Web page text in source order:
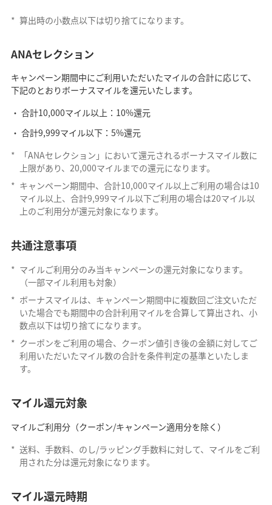
* 算出時の小数点以下は切り捨てになります。
ANAセレクション
キャンペーン期間中にご利用いただいたマイルの合計に応じて、
下記のとおりボーナスマイルを還元いたします。
合計10,000マイル以上：10%還元
合計9,999マイル以下：5%還元
*
「ANAセレクション」において還元されるボーナスマイル数に
上限があり、20,000マイルまでの還元になります。
* キャンペーン期間中、合計10,000マイル以上ご利用の場合は10
マイル以上、合計9,999マイル以下ご利用の場合は20マイル以
上のご利用分が還元対象になります。
共通注意事項
* マイルご利用分のみ当キャンペーンの還元対象になります。
（一部マイル利用も対象）
* ボーナスマイルは、キャンペーン期間中に複数回ご注文いただ
いた場合でも期間中の合計利用マイルを合算して算出され、小
数点以下は切り捨てになります。
* クーポンをご利用の場合、クーポン値引き後の金額に対してご
利用いただいたマイル数の合計を条件判定の基準といたしま
す。
マイル還元対象
マイルご利用分（クーポン/キャンペーン適用分を除く）
* 送料、手数料、のし/ラッピング手数料に対して、マイルをご利
用された分は還元対象になります。
マイル還元時期